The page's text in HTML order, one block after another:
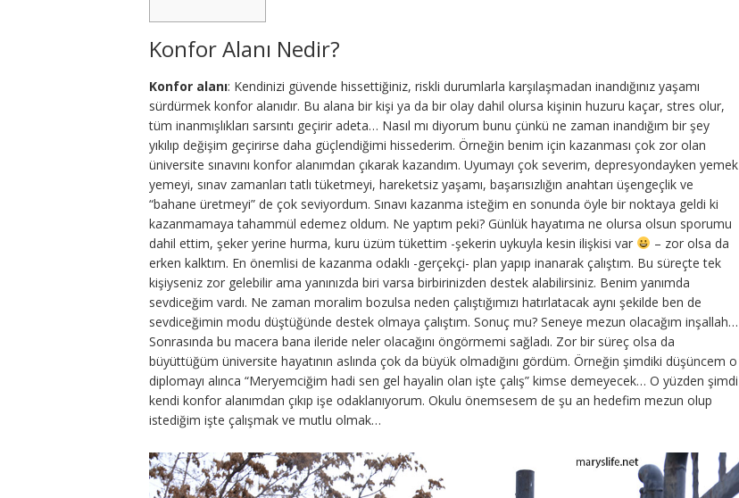
Konfor Alanı Nedir?
Konfor alanı: Kendinizi güvende hissettiğiniz, riskli durumlarla karşılaşmadan inandığınız yaşamı
sürdürmek konfor alanıdır. Bu alana bir kişi ya da bir olay dahil olursa kişinin huzuru kaçar, stres olur,
tüm inanmışlıkları sarsıntı geçirir adeta… Nasıl mı diyorum bunu çünkü ne zaman inandığım bir şey
yıkılıp değişim geçirirse daha güçlendiğimi hissederim. Örneğin benim için kazanması çok zor olan
üniversite sınavını konfor alanımdan çıkarak kazandım. Uyumayı çok severim, depresyondayken yemek
yemeyi, sınav zamanları tatlı tüketmeyi, hareketsiz yaşamı, başarısızlığın anahtarı üşengeçlik ve
“bahane üretmeyi” de çok seviyordum. Sınavı kazanma isteğim en sonunda öyle bir noktaya geldi ki
kazanmamaya tahammül edemez oldum. Ne yaptım peki? Günlük hayatıma ne olursa olsun sporumu
dahil ettim, şeker yerine hurma, kuru üzüm tükettim -şekerin uykuyla kesin ilişkisi var
– zor olsa da
erken kalktım. En önemlisi de kazanma odaklı -gerçekçi- plan yapıp inanarak çalıştım. Bu süreçte tek
kişiyseniz zor gelebilir ama yanınızda biri varsa birbirinizden destek alabilirsiniz. Benim yanımda
sevdiceğim vardı. Ne zaman moralim bozulsa neden çalıştığımızı hatırlatacak aynı şekilde ben de
sevdiceğimin modu düştüğünde destek olmaya çalıştım. Sonuç mu? Seneye mezun olacağım inşallah…
Sonrasında bu macera bana ileride neler olacağını öngörmemi sağladı. Zor bir süreç olsa da
büyüttüğüm üniversite hayatının aslında çok da büyük olmadığını gördüm. Örneğin şimdiki düşüncem o
diplomayı alınca “Meryemciğim hadi sen gel hayalin olan işte çalış” kimse demeyecek… O yüzden şimdi
kendi konfor alanımdan çıkıp işe odaklanıyorum. Okulu önemsesem de şu an hedefim mezun olup
istediğim işte çalışmak ve mutlu olmak…